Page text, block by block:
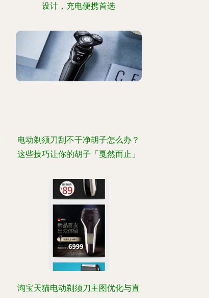
设计，充电便携首选
电动剃须刀刮不干净胡子怎么办？
这些技巧让你的胡子「戛然而止」
淘宝天猫电动剃须刀主图优化与直